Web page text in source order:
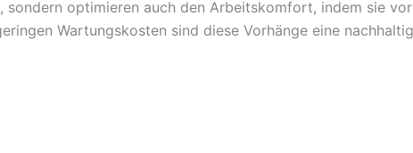
sondern optimieren auch den Arbeitskomfort, indem sie
Wartungskosten sind diese Vorhänge eine